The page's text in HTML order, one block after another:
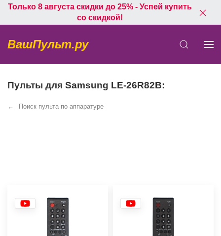
Только 8 августа скидки до 25% - Успей купить
со скидкой!
ВашПульт.ру
Пульты для Samsung LE-26R82B:
Поиск пульта по аппаратуре